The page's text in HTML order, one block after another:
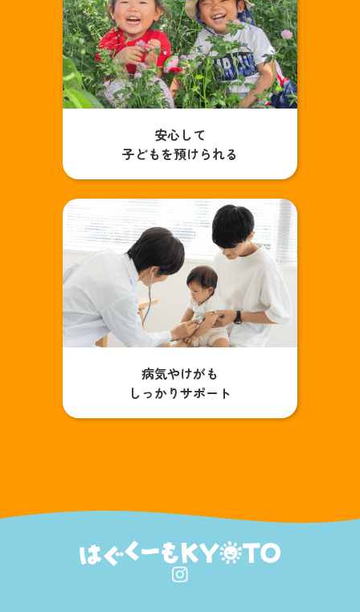
安心して
子どもを預けられる
病気やけがも
しっかりサポート